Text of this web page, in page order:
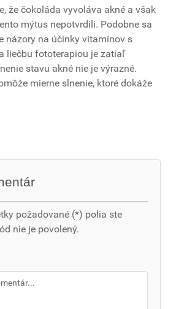
že čokoláda vyvoláva akné a však
mýtus nepotvrdili. Podobne sa
názory na účinky vitamínov s
liečbu fototerapiou je zatiaľ
stavu akné nie je výrazné.
mierne slnenie, ktoré dokáže
požadované (*) polia ste
nie je povolený.